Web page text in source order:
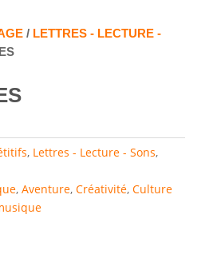
/ LETTRES - LECTURE -
, Lettres - Lecture - Sons,
, Aventure, Créativité, Culture